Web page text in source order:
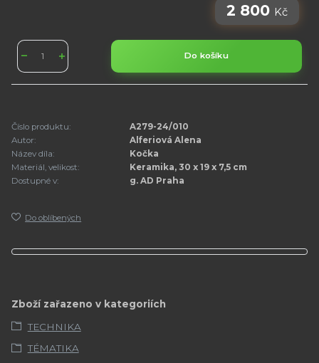
2 800 Kč
Do košíku
Číslo produktu:
A279-24/010
Autor:
Alferiová Alena
Název díla:
Kočka
Materiál, velikost:
Keramika, 30 x 19 x 7,5 cm
Dostupné v:
g. AD Praha
Do oblíbených
Zboží zařazeno v kategoriích
TECHNIKA
TÉMATIKA